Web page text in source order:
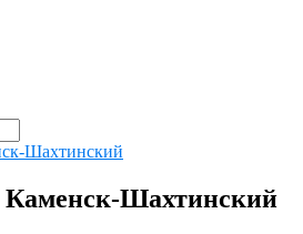
Каменск-Шахтинский